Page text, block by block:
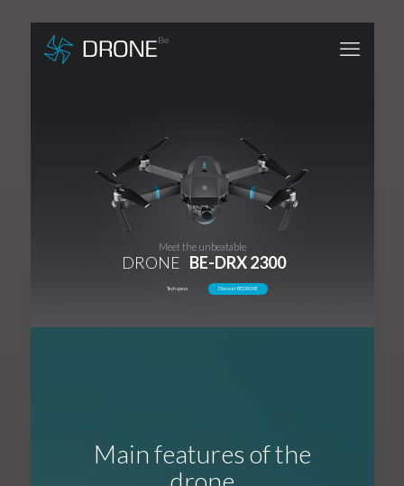
Meet the unbeatable
BE-DRX 2300
DRONE
Tech specs Discover BEDRONE
Main features of the